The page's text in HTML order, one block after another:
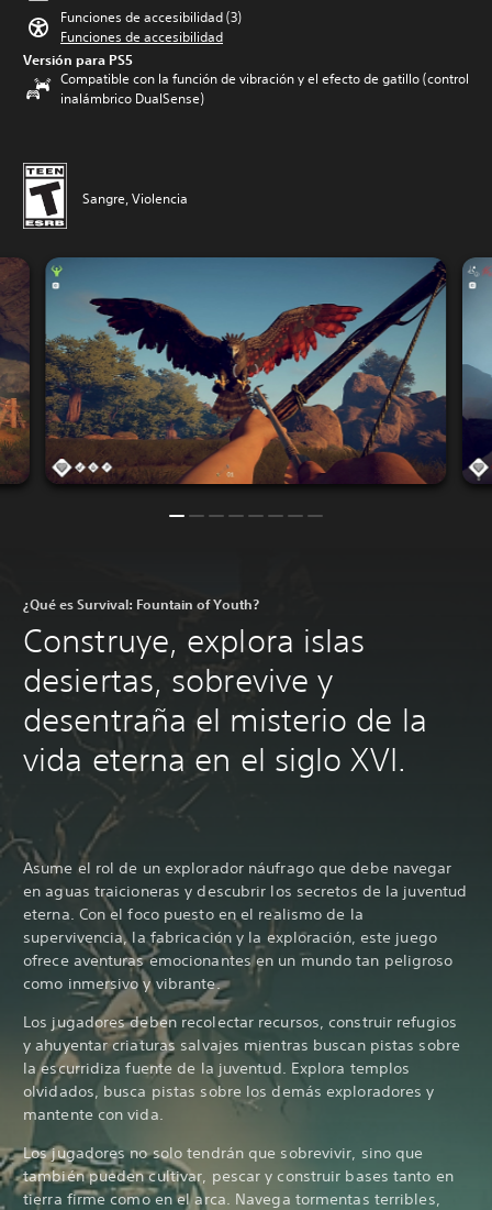
Funciones de accesibilidad (3)
Funciones de accesibilidad
Versión para PS5
Compatible con la función de vibración y el efecto de gatillo (control
inalámbrico DualSense)
Sangre, Violencia
¿Qué es Survival: Fountain of Youth?
Construye, explora islas
desiertas, sobrevive y
desentraña el misterio de la
vida eterna en el siglo XVI.
Asume el rol de un explorador náufrago que debe navegar
en aguas traicioneras y descubrir los secretos de la juventud
eterna. Con el foco puesto en el realismo de la
supervivencia, la fabricación y la exploración, este juego
ofrece aventuras emocionantes en un mundo tan peligroso
como inmersivo y vibrante.
Los jugadores deben recolectar recursos, construir refugios
y ahuyentar criaturas salvajes mientras buscan pistas sobre
la escurridiza fuente de la juventud. Explora templos
olvidados, busca pistas sobre los demás exploradores y
mantente con vida.
Los jugadores no solo tendrán que sobrevivir, sino que
también pueden cultivar, pescar y construir bases tanto en
tierra firme como en el arca. Navega tormentas terribles,